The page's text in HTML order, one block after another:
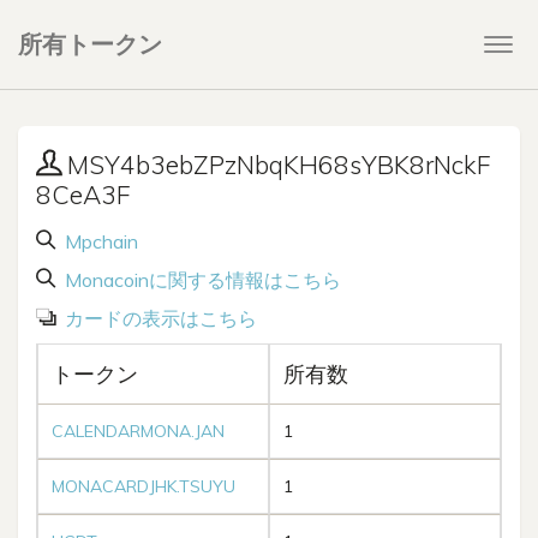
所有トークン
MSY4b3ebZPzNbqKH68sYBK8rNckF
8CeA3F
Mpchain
Monacoinに関する情報はこちら
カードの表示はこちら
トークン 所有数
CALENDARMONA.JAN 1
MONACARDJHK.TSUYU 1